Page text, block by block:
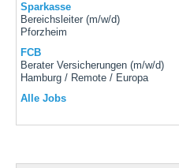
Sparkasse
Bereichsleiter (m/w/d)
Pforzheim
FCB
Berater Versicherungen (m/w/d)
Hamburg / Remote / Europa
Alle Jobs